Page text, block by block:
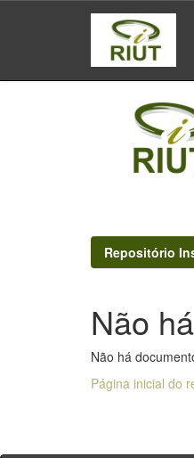
navigation
Repositório
Não
Não há
Página inicial do